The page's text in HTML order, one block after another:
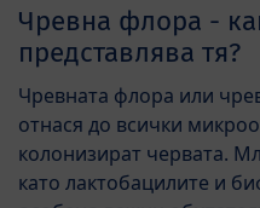
Чревна флора -
представлява тя?
Чревната флора или
отнася до всички
колонизират червата.
като лактобацилите и